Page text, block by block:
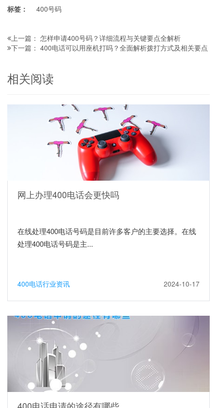
标签： 400号码
上一篇： 怎样申请400号码？详细流程与关键要点全解析
下一篇： 400电话可以用座机打吗？全面解析拨打方式及相关要点
相关阅读
网上办理400电话会更快吗
在线处理400电话号码是目前许多客户的主要选择。在线
处理400电话号码是主...
400电话行业资讯 2024-10-17
400电话申请的途径有哪些